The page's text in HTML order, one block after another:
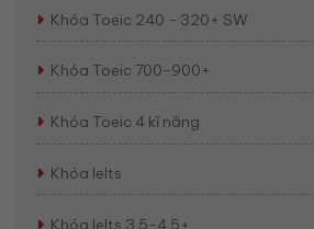
Khóa Toeic 240 - 320+ SW
Khóa Toeic 700-900+
Khóa Toeic 4 kĩ năng
Khóa Ielts
Khóa Ielts 3.5-4.5+